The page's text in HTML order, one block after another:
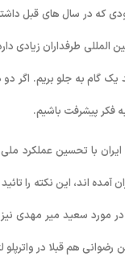
که در سال های قبل
المللی طرفداران زیادی
یک گام به جلو بریم. اگر
فکر پیشرفت باشیم.
با تحسین عملکرد
آمده اند، این نکته را
مورد سعید میر مهدی
هم قبلا در واترپلو